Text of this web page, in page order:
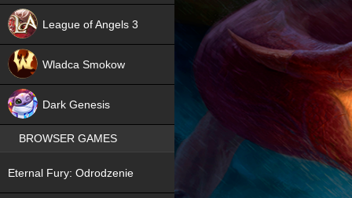
League of Angels 3
Wladca Smokow
Dark Genesis
BROWSER GAMES
Eternal Fury: Odrodzenie
NEW